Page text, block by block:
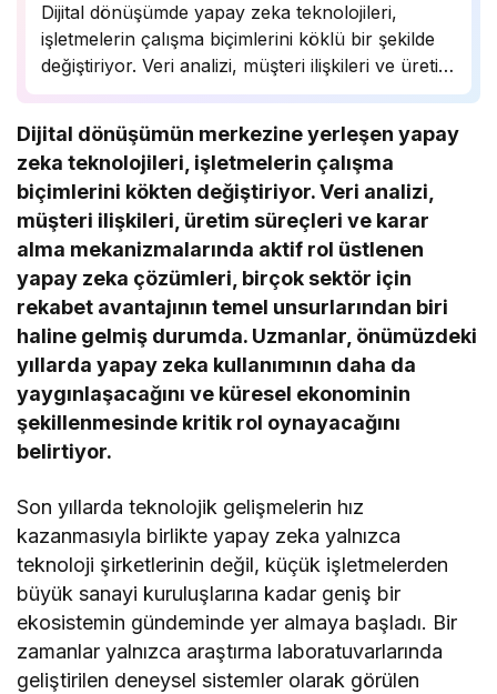
Dijital dönüşümde yapay zeka teknolojileri,
işletmelerin çalışma biçimlerini köklü bir şekilde
değiştiriyor. Veri analizi, müşteri ilişkileri ve üretim
süreçlerinde önemli bir rol oynayan yapay zeka,
Uzmanlar, bu teknolojinin önümüzdeki yıllarda
daha da yaygınlaşarak…
Dijital dönüşümün merkezine yerleşen yapay
zeka teknolojileri, işletmelerin çalışma
biçimlerini kökten değiştiriyor. Veri analizi,
müşteri ilişkileri, üretim süreçleri ve karar
alma mekanizmalarında aktif rol üstlenen
yapay zeka çözümleri, birçok sektör için
rekabet avantajının temel unsurlarından biri
haline gelmiş durumda. Uzmanlar, önümüzdeki
yıllarda yapay zeka kullanımının daha da
yaygınlaşacağını ve küresel ekonominin
şekillenmesinde kritik rol oynayacağını
belirtiyor.
Son yıllarda teknolojik gelişmelerin hız
kazanmasıyla birlikte yapay zeka yalnızca
teknoloji şirketlerinin değil, küçük işletmelerden
büyük sanayi kuruluşlarına kadar geniş bir
ekosistemin gündeminde yer almaya başladı. Bir
zamanlar yalnızca araştırma laboratuvarlarında
geliştirilen deneysel sistemler olarak görülen